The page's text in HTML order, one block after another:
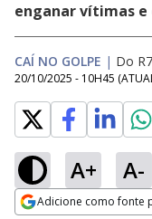
enganar vítimas
CAÍ NO GOLPE | Do R7
20/10/2025 - 10H45
A+ A-
Adicione como fonte
Ativar
Loaded
30.91%